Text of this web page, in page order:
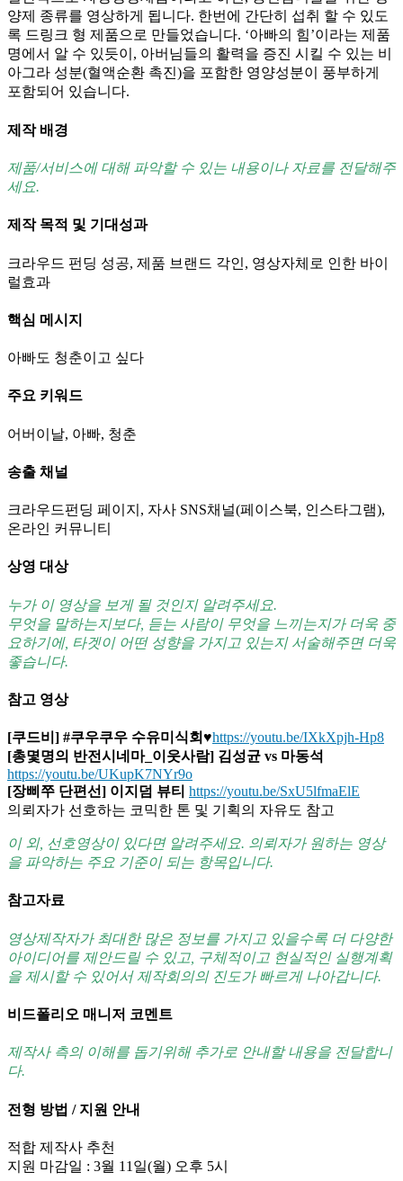
양제 종류를 영상하게 됩니다. 한번에 간단히 섭취 할 수 있도
록 드링크 형 제품으로 만들었습니다. ‘아빠의 힘’이라는 제품
명에서 알 수 있듯이, 아버님들의 활력을 증진 시킬 수 있는 비
아그라 성분(혈액순환 촉진)을 포함한 영양성분이 풍부하게
포함되어 있습니다.
제작 배경
제품/서비스에 대해 파악할 수 있는 내용이나 자료를 전달해주
세요.
제작 목적 및 기대성과
크라우드 펀딩 성공, 제품 브랜드 각인, 영상자체로 인한 바이
럴효과
핵심 메시지
아빠도 청춘이고 싶다
주요 키워드
어버이날, 아빠, 청춘
송출 채널
크라우드펀딩 페이지, 자사 SNS채널(페이스북, 인스타그램),
온라인 커뮤니티
상영 대상
누가 이 영상을 보게 될 것인지 알려주세요.
무엇을 말하는지보다, 듣는 사람이 무엇을 느끼는지가 더욱 중
요하기에, 타겟이 어떤 성향을 가지고 있는지 서술해주면 더욱
좋습니다.
참고 영상
[쿠드비] #쿠우쿠우 수유미식회♥https://youtu.be/IXkXpjh-Hp8
[총몇명의 반전시네마_이웃사람] 김성균 vs 마동석
https://youtu.be/UKupK7NYr9o
[장삐쭈 단편선] 이지덤 뷰티 https://youtu.be/SxU5lfmaElE
의뢰자가 선호하는 코믹한 톤 및 기획의 자유도 참고
이 외, 선호영상이 있다면 알려주세요. 의뢰자가 원하는 영상
을 파악하는 주요 기준이 되는 항목입니다.
참고자료
영상제작자가 최대한 많은 정보를 가지고 있을수록 더 다양한
아이디어를 제안드릴 수 있고, 구체적이고 현실적인 실행계획
을 제시할 수 있어서 제작회의의 진도가 빠르게 나아갑니다.
비드폴리오 매니저 코멘트
제작사 측의 이해를 돕기위해 추가로 안내할 내용을 전달합니
다.
전형 방법 / 지원 안내
적합 제작사 추천
지원 마감일 : 3월 11일(월) 오후 5시